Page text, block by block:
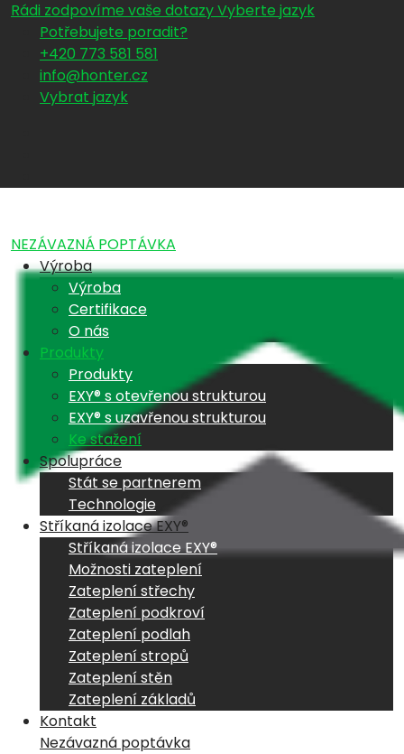
Rádi zodpovíme vaše dotazyVyberte jazyk
Potřebujete poradit?
+420 773 581 581
info@honter.cz
Vybrat jazyk
NEZÁVAZNÁ POPTÁVKA
Výroba
Výroba
Certifikace
O nás
Produkty
Produkty
EXY® s otevřenou strukturou
EXY® s uzavřenou strukturou
Ke stažení
Spolupráce
Stát se partnerem
Technologie
Stříkaná izolace EXY®
Stříkaná izolace EXY®
Možnosti zateplení
Zateplení střechy
Zateplení podkroví
Zateplení podlah
Zateplení stropů
Zateplení stěn
Zateplení základů
Kontakt
Nezávazná poptávka